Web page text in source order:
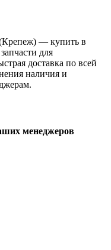
— купить в
для
доставка по всей
наличия и
менеджеров